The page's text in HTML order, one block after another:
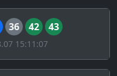
36 42 43
15:11:07